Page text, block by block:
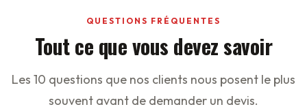
QUESTIONS FRÉQUENTES
Tout ce que vous devez savoir
Les 10 questions que nos clients nous posent le plus
souvent avant de demander un devis.